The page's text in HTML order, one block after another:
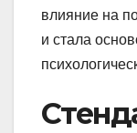
влияние на
и стала